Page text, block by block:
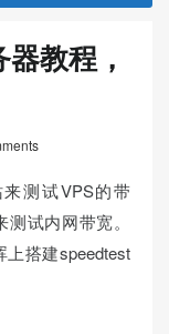
教程，
测试VPS的带
试内网带宽。
上搭建speedtest